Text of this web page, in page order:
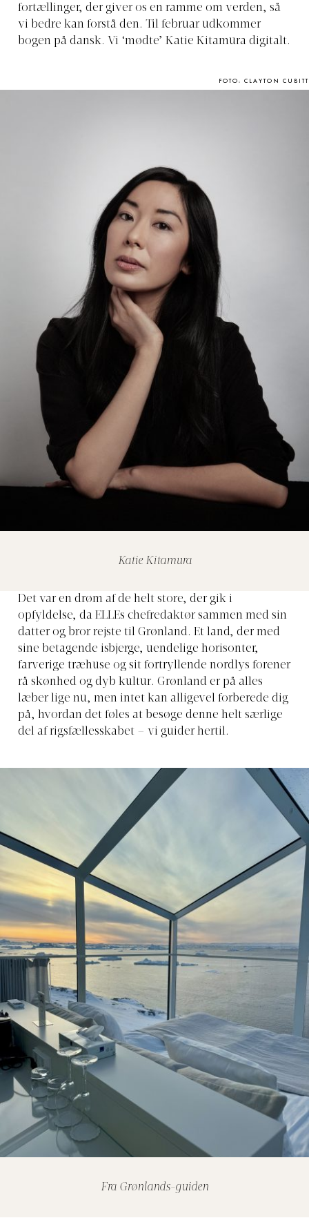
fortællinger, der giver os en ramme om verden, så
vi bedre kan forstå den. Til februar udkommer
bogen på dansk. Vi ‘mødte’ Katie Kitamura digitalt.
FOTO: CLAYTON CUBITT
Katie Kitamura
Det var en drøm af de helt store, der gik i
opfyldelse, da ELLEs chefredaktør sammen med sin
datter og bror rejste til Grønland. Et land, der med
sine betagende isbjerge, uendelige horisonter,
farverige træhuse og sit fortryllende nordlys forener
rå skønhed og dyb kultur. Grønland er på alles
læber lige nu, men intet kan alligevel forberede dig
på, hvordan det føles at besøge denne helt særlige
del af rigsfællesskabet – vi guider hertil.
Fra Grønlands-guiden